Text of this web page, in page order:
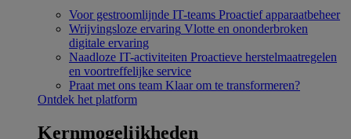
Voor gestroomlijnde IT-teams Proactief apparaatbeheer
Wrijvingsloze ervaring Vlotte en ononderbroken
digitale ervaring
Naadloze IT-activiteiten Proactieve herstelmaatregelen
en voortreffelijke service
Praat met ons team Klaar om te transformeren?
Ontdek het platform
Kernmogelijkheden